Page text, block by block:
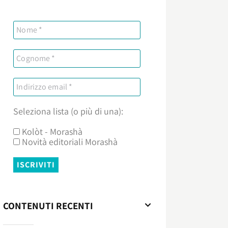
Seleziona lista (o più di una):
Kolòt - Morashà
Novità editoriali Morashà
CONTENUTI RECENTI